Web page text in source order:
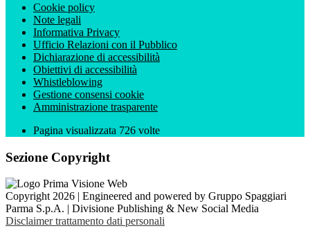
Cookie policy
Note legali
Informativa Privacy
Ufficio Relazioni con il Pubblico
Dichiarazione di accessibilità
Obiettivi di accessibilità
Whistleblowing
Gestione consensi cookie
Amministrazione trasparente
Pagina visualizzata 726 volte
Sezione Copyright
Copyright 2026 | Engineered and powered by Gruppo Spaggiari
Parma S.p.A. | Divisione Publishing & New Social Media
Disclaimer trattamento dati personali